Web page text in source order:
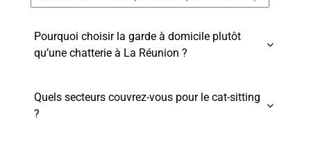
Pourquoi choisir la garde à domicile plutôt
qu’une chatterie à La Réunion ?

Quels secteurs couvrez-vous pour le cat-sitting
?
